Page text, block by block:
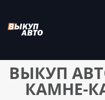
ВЫКУП
КАМНЕ-